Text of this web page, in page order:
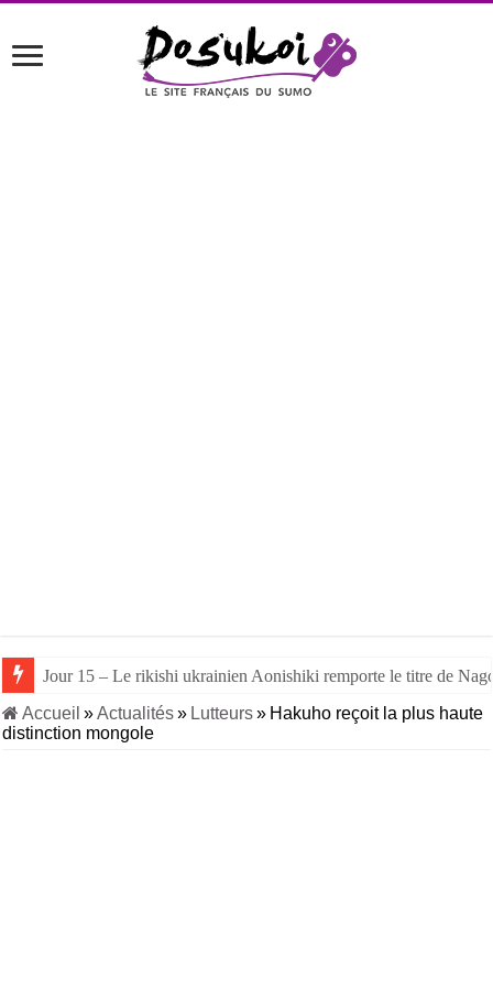
Jour 15 – Le rikishi ukrainien Aonishiki remporte le titre de
Accueil »Actualités» Lutteurs» Hakuho reçoit la plus haute
distinction mongole